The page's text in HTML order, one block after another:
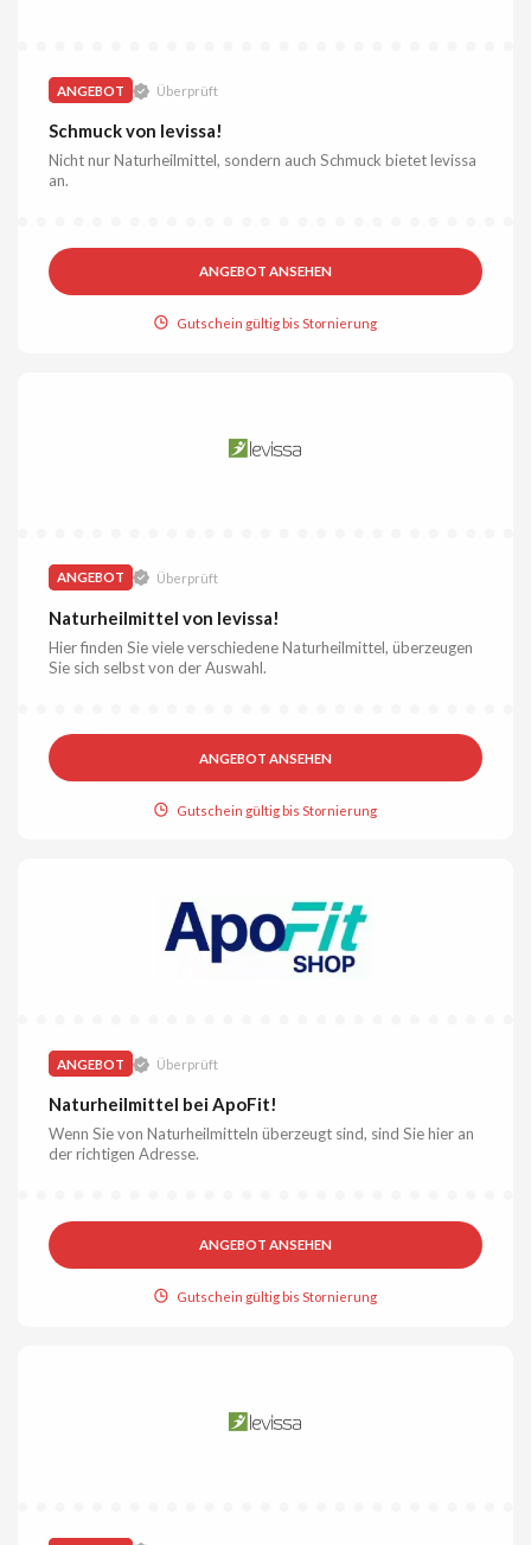
ANGEBOT Überprüft
Schmuck von levissa!
Nicht nur Naturheilmittel, sondern auch Schmuck bietet levissa
an.
ANGEBOT ANSEHEN
Gutschein gültig bis Stornierung
ANGEBOT Überprüft
Naturheilmittel von levissa!
Hier finden Sie viele verschiedene Naturheilmittel, überzeugen
Sie sich selbst von der Auswahl.
ANGEBOT ANSEHEN
Gutschein gültig bis Stornierung
ANGEBOT Überprüft
Naturheilmittel bei ApoFit!
Wenn Sie von Naturheilmitteln überzeugt sind, sind Sie hier an
der richtigen Adresse.
ANGEBOT ANSEHEN
Gutschein gültig bis Stornierung